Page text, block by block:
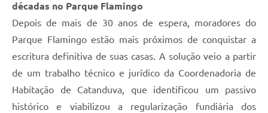
Jornal
Agenda
Diário Oficial
décadas no Parque Flamingo
Depois de mais de 30 anos de espera, moradores do
Parque Flamingo estão mais próximos de conquistar a
escritura definitiva de suas casas. A solução veio a partir
de um trabalho técnico e jurídico da Coordenadoria de
Habitação de Catanduva, que identificou um passivo
histórico e viabilizou a regularização fundiária dos